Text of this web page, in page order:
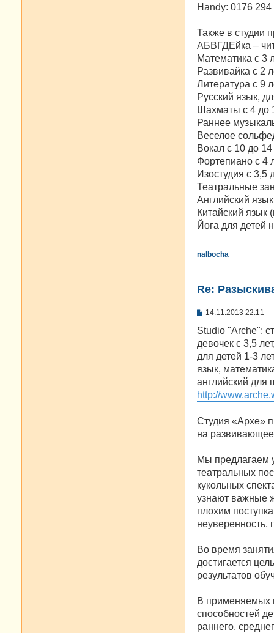
Handy: 0176
Также в студии
АБВГДЕйка –
Математика с 3
Развивайка с 2
Литература с 9
Русский язык,
Шахматы с 4 до
Раннее
Веселое
Вокал с 10 до 14
Фортепиано с 4
Изостудия с 3,5
Театральные
Английский
Китайский язык
Йога для детей
nalbocha
Re:
С
о
щ
е
и
е
14.11.2013 22:11
Studio "Arche":
девочек с 3,5
для детей 1-3
язык,
английский для
http://
Студия «Архе»
на развивающее
Мы предлагаем
театральных
кукольных
узнают важные
плохим
неуверенность,
Во время
достигается
результатов
В применяемых
способностей
раннего,